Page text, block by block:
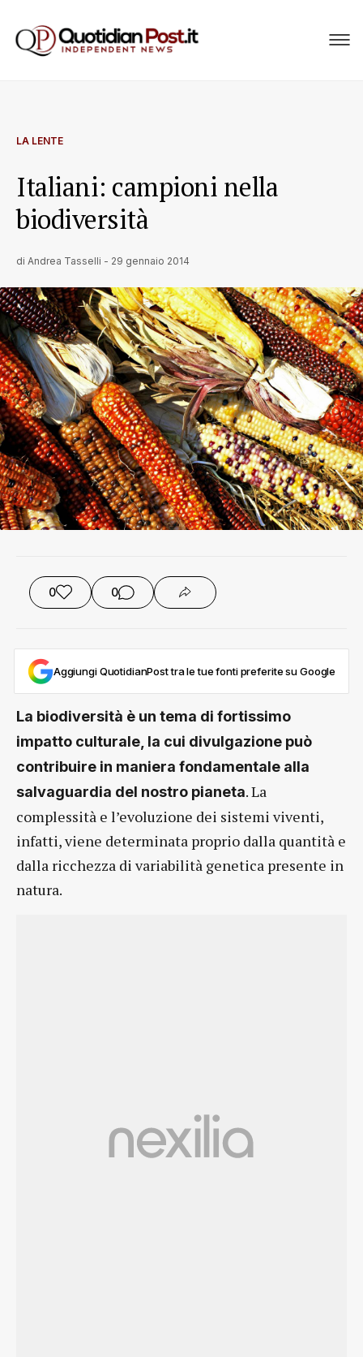
LA LENTE
Italiani: campioni nella
biodiversità
di Andrea Tasselli - 29 gennaio 2014
0 0
Aggiungi QuotidianPost tra le tue fonti preferite su Google
La biodiversità è un tema di fortissimo
impatto culturale, la cui divulgazione può
contribuire in maniera fondamentale alla
salvaguardia del nostro pianeta. La
complessità e l’evoluzione dei sistemi viventi,
infatti, viene determinata proprio dalla quantità e
dalla ricchezza di variabilità genetica presente in
natura.